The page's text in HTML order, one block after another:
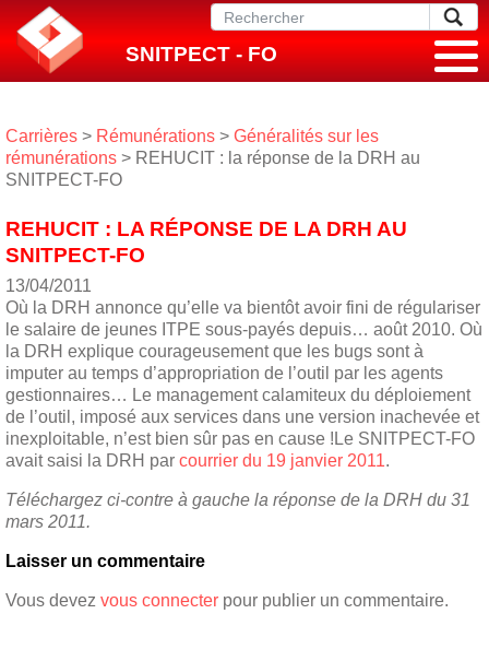
SNITPECT - FO
Carrières > Rémunérations > Généralités sur les
rémunérations > REHUCIT : la réponse de la DRH au
SNITPECT-FO
REHUCIT : LA RÉPONSE DE LA DRH AU
SNITPECT-FO
13/04/2011
Où la DRH annonce qu’elle va bientôt avoir fini de régulariser
le salaire de jeunes ITPE sous-payés depuis… août 2010. Où
la DRH explique courageusement que les bugs sont à
imputer au temps d’appropriation de l’outil par les agents
gestionnaires… Le management calamiteux du déploiement
de l’outil, imposé aux services dans une version inachevée et
inexploitable, n’est bien sûr pas en cause !Le SNITPECT-FO
avait saisi la DRH par courrier du 19 janvier 2011.
Téléchargez ci-contre à gauche la réponse de la DRH du 31
mars 2011.
Laisser un commentaire
Vous devez vous connecter pour publier un commentaire.